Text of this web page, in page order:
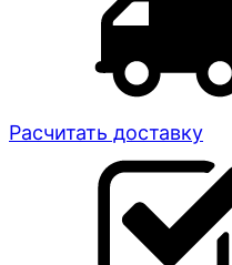
Расчитать доставку